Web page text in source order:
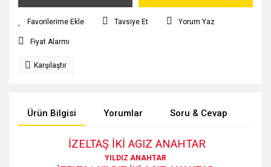
Tavsiye Et Yorum Yaz
Fiyat Alarmı
Karşılaştır
Ürün Bilgisi Yorumlar Soru & Cevap
İZELTAŞ İKİ AGIZ ANAHTAR
YILDIZ ANAHTAR